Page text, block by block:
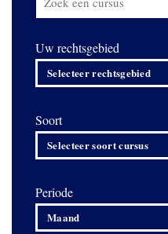
Uw rechtsgebied
Selecteer rechtsgebied
Soort
Selecteer soort cursus
Periode
Maand